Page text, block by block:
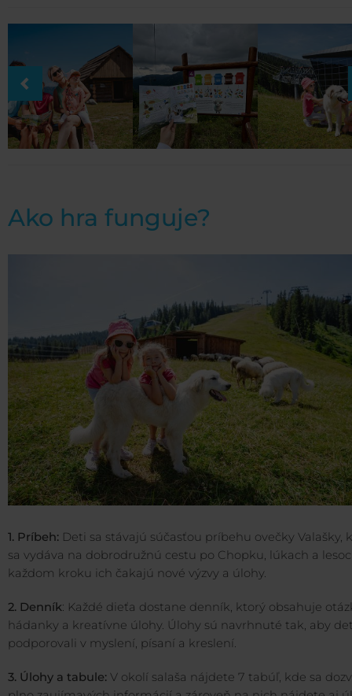
Ako hra funguje?
1. Príbeh: Deti sa stávajú súčasťou príbehu ovečky Valašky,
sa vydáva na dobrodružnú cestu po Chopku, lúkach a
každom kroku ich čakajú nové výzvy a úlohy.
2. Denník: Každé dieťa dostane denník, ktorý obsahuje
hádanky a kreatívne úlohy. Úlohy sú navrhnuté tak, aby
podporovali v myslení, písaní a kreslení.
3. Úlohy a tabule: V okolí salaša nájdete 7 tabúľ, kde sa